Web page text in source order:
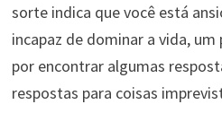
sorte indica que você está
incapaz de dominar a vida,
por encontrar algumas
respostas para coisas